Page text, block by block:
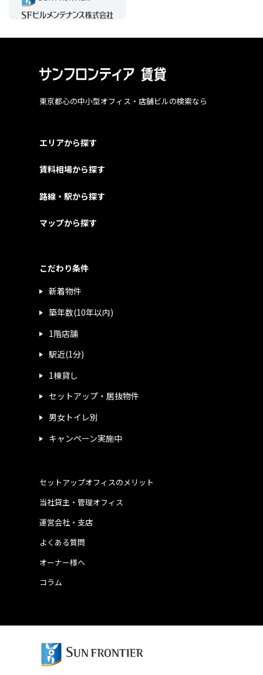
東京都心の中小型オフィス・店舗ビルの検索なら
エリアから探す
賃料相場から探す
路線・駅から探す
マップから探す
こだわり条件
新着物件
築年数(10年以内)
1階店舗
駅近(1分)
1棟貸し
セットアップ・居抜物件
男女トイレ別
キャンペーン実施中
運営会社・支店
よくある質問
当社貸主・管理オフィス
オーナー様へ
コラム
セットアップオフィスのメリット